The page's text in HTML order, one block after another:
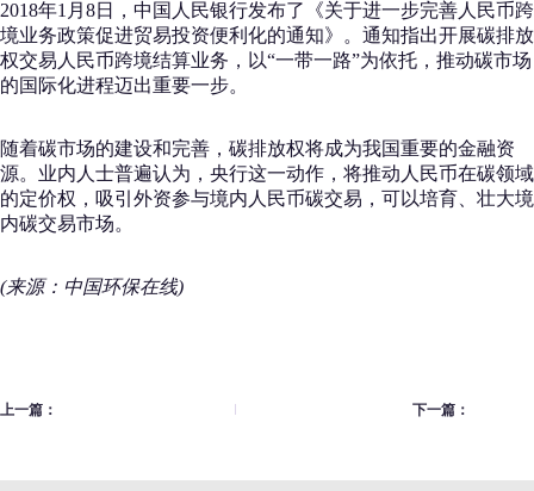
2018年1月8日，中国人民银行发布了《关于进一步完善人民币跨
境业务政策促进贸易投资便利化的通知》。通知指出开展碳排放
权交易人民币跨境结算业务，以“一带一路”为依托，推动碳市场
的国际化进程迈出重要一步。
随着碳市场的建设和完善，碳排放权将成为我国重要的金融资
源。业内人士普遍认为，央行这一动作，将推动人民币在碳领域
的定价权，吸引外资参与境内人民币碳交易，可以培育、壮大境
内碳交易市场。
(来源：中国环保在线)
上一篇： 下一篇：